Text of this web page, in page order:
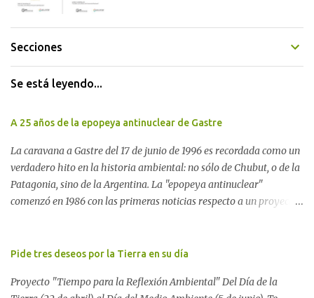
Secciones
Se está leyendo...
A 25 años de la epopeya antinuclear de Gastre
La caravana a Gastre del 17 de junio de 1996 es recordada como un
verdadero hito en la historia ambiental: no sólo de Chubut, o de la
Patagonia, sino de la Argentina. La "epopeya antinuclear"
comenzó en 1986 con las primeras noticias respecto a un proyecto
proyecto legislativo nacional al respecto. En este artículo, la
Movimiento Antinuclear de Chubut (MACH) liderada por Javier
Pide tres deseos por la Tierra en su día
Proyecto "Tiempo para la Reflexión Ambiental" Del Día de la